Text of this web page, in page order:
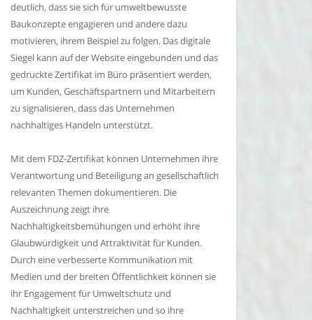
deutlich, dass sie sich für umweltbewusste
Baukonzepte engagieren und andere dazu
motivieren, ihrem Beispiel zu folgen. Das digitale
Siegel kann auf der Website eingebunden und das
gedruckte Zertifikat im Büro präsentiert werden,
um Kunden, Geschäftspartnern und Mitarbeitern
zu signalisieren, dass das Unternehmen
nachhaltiges Handeln unterstützt.
Mit dem FDZ-Zertifikat können Unternehmen ihre
Verantwortung und Beteiligung an gesellschaftlich
relevanten Themen dokumentieren. Die
Auszeichnung zeigt ihre
Nachhaltigkeitsbemühungen und erhöht ihre
Glaubwürdigkeit und Attraktivität für Kunden.
Durch eine verbesserte Kommunikation mit
Medien und der breiten Öffentlichkeit können sie
ihr Engagement für Umweltschutz und
Nachhaltigkeit unterstreichen und so ihre